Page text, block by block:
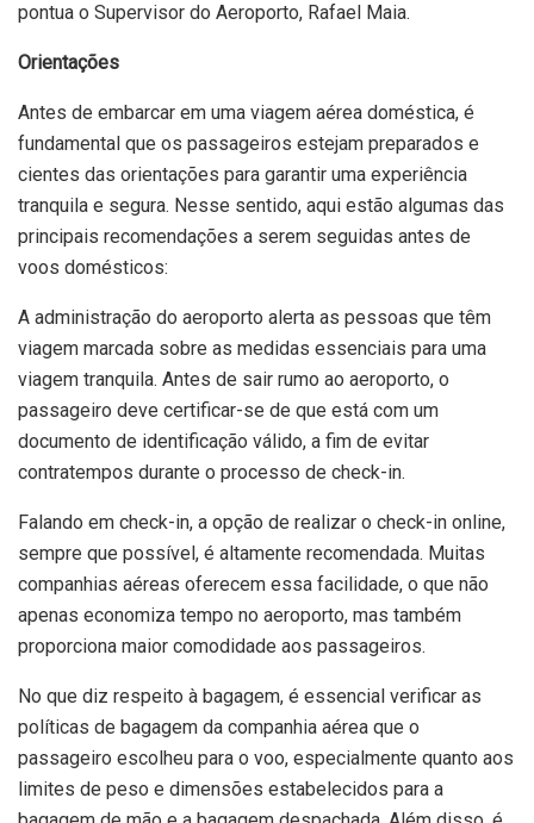
pontua o Supervisor do Aeroporto, Rafael Maia.
Orientações
Antes de embarcar em uma viagem aérea doméstica, é
fundamental que os passageiros estejam preparados e
cientes das orientações para garantir uma experiência
tranquila e segura. Nesse sentido, aqui estão algumas das
principais recomendações a serem seguidas antes de
voos domésticos:
A administração do aeroporto alerta as pessoas que têm
viagem marcada sobre as medidas essenciais para uma
viagem tranquila. Antes de sair rumo ao aeroporto, o
passageiro deve certificar-se de que está com um
documento de identificação válido, a fim de evitar
contratempos durante o processo de check-in.
Falando em check-in, a opção de realizar o check-in online,
sempre que possível, é altamente recomendada. Muitas
companhias aéreas oferecem essa facilidade, o que não
apenas economiza tempo no aeroporto, mas também
proporciona maior comodidade aos passageiros.
No que diz respeito à bagagem, é essencial verificar as
políticas de bagagem da companhia aérea que o
passageiro escolheu para o voo, especialmente quanto aos
limites de peso e dimensões estabelecidos para a